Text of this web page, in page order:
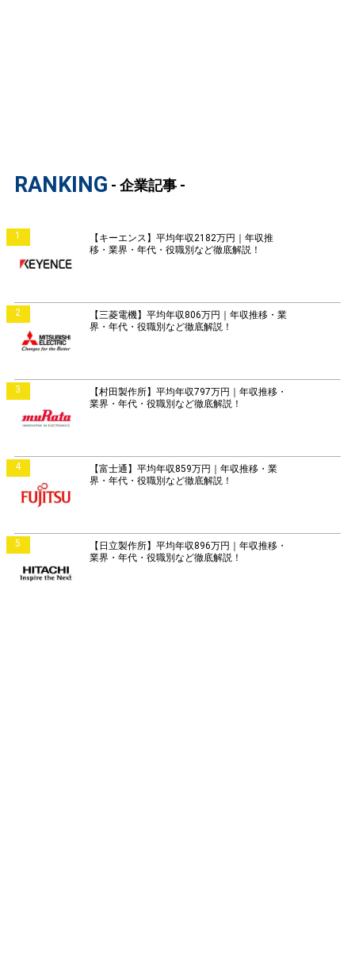
RANKING - 企業記事 -
1
【キーエンス】平均年収2182万円｜年収推
移・業界・年代・役職別など徹底解説！
2
【三菱電機】平均年収806万円｜年収推移・業
界・年代・役職別など徹底解説！
3
【村田製作所】平均年収797万円｜年収推移・
業界・年代・役職別など徹底解説！
4
【富士通】平均年収859万円｜年収推移・業
界・年代・役職別など徹底解説！
5
【日立製作所】平均年収896万円｜年収推移・
業界・年代・役職別など徹底解説！